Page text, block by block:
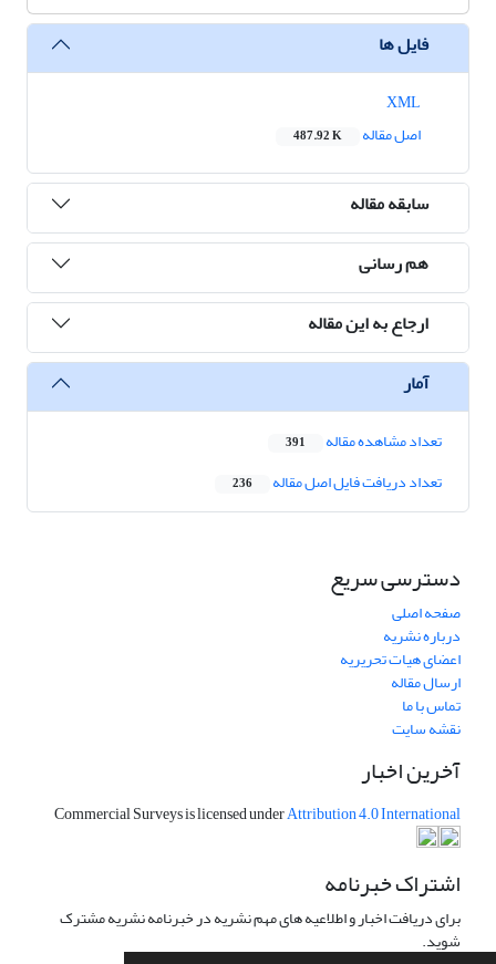
فایل ها
اصل مقاله
487.92 K
سابقه مقاله
هم رسانی
ارجاع به این مقاله
آمار
تعداد مشاهده مقاله 391
تعداد دریافت فایل اصل مقاله 236
دسترسی سریع
صفحه اصلی
درباره نشریه
اعضای هیات تحریریه
ارسال مقاله
تماس با ما
نقشه سایت
آخرین اخبار
Commercial Surveys is licensed underAttribution 4.0 International
اشتراک خبرنامه
برای دریافت اخبار و اطلاعیه های مهم نشریه در خبرنامه نشریه مشترک
شوید.